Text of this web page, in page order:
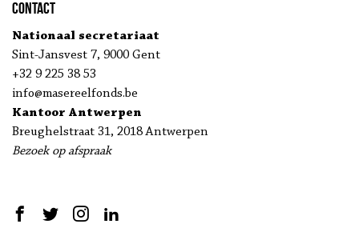
Contact
Nationaal secretariaat
Sint-Jansvest 7, 9000 Gent
+32 9 225 38 53
info@masereelfonds.be
Kantoor Antwerpen
Breughelstraat 31, 2018 Antwerpen
Bezoek op afspraak